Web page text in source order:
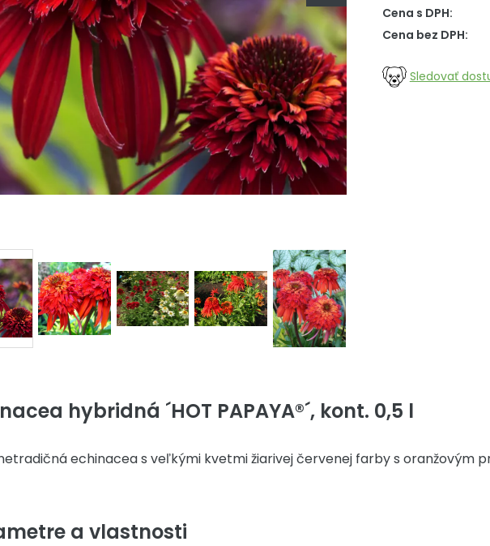
Cena s DPH:
Cena bez DPH:
Sledovať
hybridná ´HOT PAPAYA®´, kont. 0,5 l
echinacea s veľkými kvetmi žiarivej červenej farby s oranžovým
a vlastnosti